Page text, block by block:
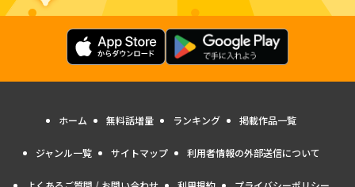
ホーム 無料話増量 ランキング 掲載作品一覧
ジャンル一覧 サイトマップ 利用者情報の外部送信について